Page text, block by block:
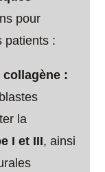
pour
patients :
:
la
I et III, ainsi